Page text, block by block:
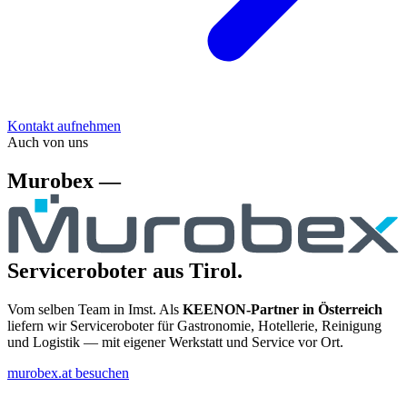
Kontakt aufnehmen
Auch von uns
Murobex —
Serviceroboter aus Tirol.
Vom selben Team in Imst. Als KEENON-Partner in Österreich
liefern wir Serviceroboter für Gastronomie, Hotellerie, Reinigung
und Logistik — mit eigener Werkstatt und Service vor Ort.
murobex.at besuchen